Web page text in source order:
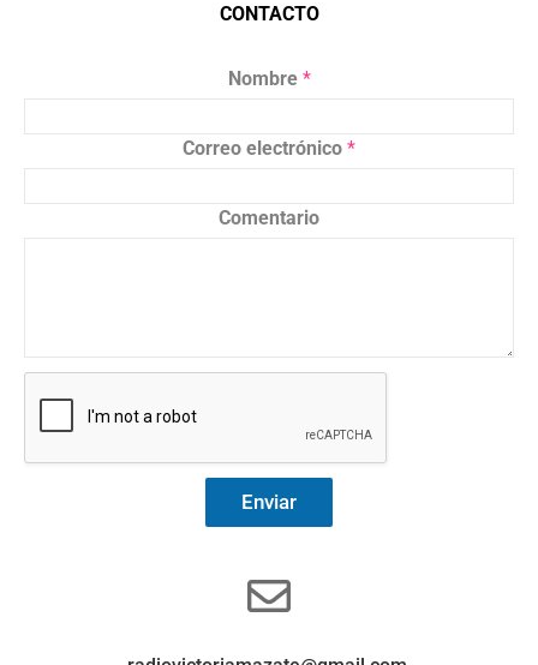
CONTACTO
Nombre *
Correo electrónico *
Comentario
Enviar